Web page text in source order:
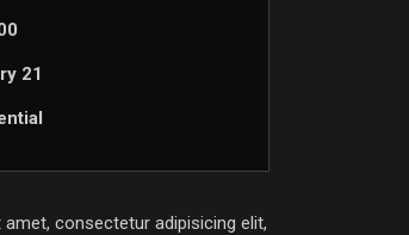
21
consectetur adipisicing elit,